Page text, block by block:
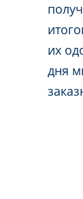
их
дня